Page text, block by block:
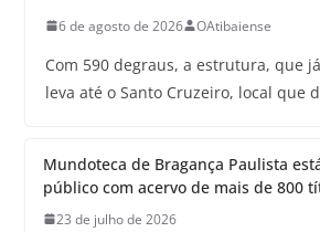
6 de agosto de 2026 OAtibaiense
Com 590 degraus, a estrutura, que
leva até o Santo Cruzeiro, local que
Mundoteca de Bragança Paulista
público com acervo de mais de 800
23 de julho de 2026